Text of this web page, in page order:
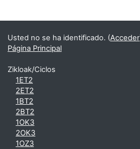
Bloques suplementarios
Usted no se ha identificado. (Acceder
Página Principal
Zikloak/Ciclos
1ET2
2ET2
1BT2
2BT2
1OK3
2OK3
1OZ3